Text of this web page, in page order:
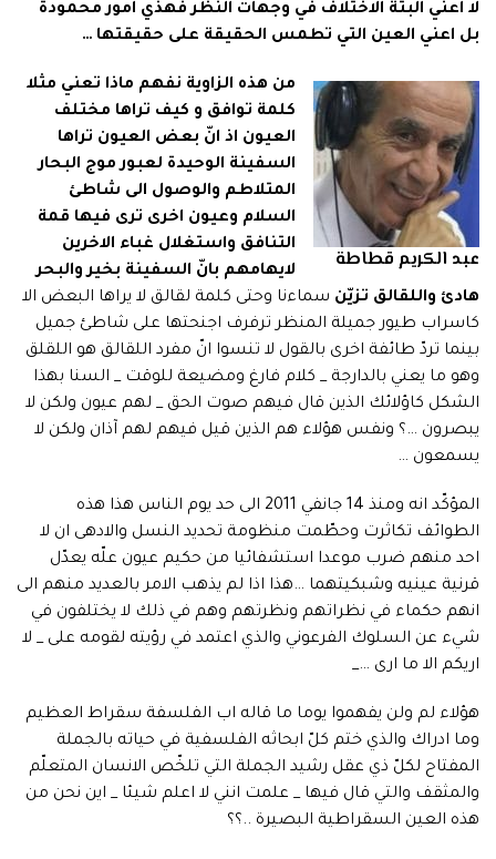
لا اعني البتّة الاختلاف في وجهات النظر فهذي امور محمودة
بل اعني العين التي تطمس الحقيقة على حقيقتها …
عبد الكريم قطاطة
من هذه الزاوية نفهم ماذا تعني مثلا
كلمة توافق و كيف تراها مختلف
العيون اذ انّ بعض العيون تراها
السفينة الوحيدة لعبور موج البحار
المتلاطم والوصول الى شاطئ
السلام وعيون اخرى ترى فيها قمة
التنافق واستغلال غباء الاخرين
لايهامهم بانّ السفينة بخير والبحر
هادئ واللقالق تزيّن سماءنا وحتى كلمة لقالق لا يراها البعض الا
كاسراب طيور جميلة المنظر ترفرف اجنحتها على شاطئ جميل
بينما تردّ طائفة اخرى بالقول لا تنسوا انّ مفرد اللقالق هو اللقلق
وهو ما يعني بالدارجة _ كلام فارغ ومضيعة للوقت _ السنا بهذا
الشكل كاؤلائك الذين قال فيهم صوت الحق _ لهم عيون ولكن لا
يبصرون …؟ ونفس هؤلاء هم الذين قيل فيهم لهم آذان ولكن لا
يسمعون …
المؤكّد انه ومنذ 14 جانفي 2011 الى حد يوم الناس هذا هذه
الطوائف تكاثرت وحطّمت منظومة تحديد النسل والادهى ان لا
احد منهم ضرب موعدا استشفائيا من حكيم عيون علّه يعدّل
قرنية عينيه وشبكيتهما …هذا اذا لم يذهب الامر بالعديد منهم الى
انهم حكماء في نظراتهم ونظرتهم وهم في ذلك لا يختلفون في
شيء عن السلوك الفرعوني والذي اعتمد في رؤيته لقومه على _ لا
اريكم الا ما ارى …_
هؤلاء لم ولن يفهموا يوما ما قاله اب الفلسفة سقراط العظيم
وما ادراك والذي ختم كلّ ابحاثه الفلسفية في حياته بالجملة
المفتاح لكلّ ذي عقل رشيد الجملة التي تلخّص الانسان المتعلّم
والمثقف والتي قال فيها _ علمت انني لا اعلم شيئا _ اين نحن من
هذه العين السقراطية البصيرة ..؟؟